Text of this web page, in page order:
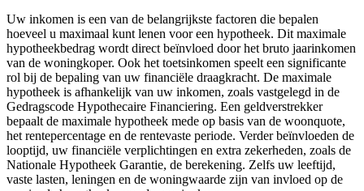
Uw inkomen is een van de belangrijkste factoren die bepalen
hoeveel u maximaal kunt lenen voor een hypotheek. Dit maximale
hypotheekbedrag wordt direct beïnvloed door het bruto jaarinkomen
van de woningkoper. Ook het toetsinkomen speelt een significante
rol bij de bepaling van uw financiële draagkracht. De maximale
hypotheek is afhankelijk van uw inkomen, zoals vastgelegd in de
Gedragscode Hypothecaire Financiering. Een geldverstrekker
bepaalt de maximale hypotheek mede op basis van de woonquote,
het rentepercentage en de rentevaste periode. Verder beïnvloeden de
looptijd, uw financiële verplichtingen en extra zekerheden, zoals de
Nationale Hypotheek Garantie, de berekening. Zelfs uw leeftijd,
vaste lasten, leningen en de woningwaarde zijn van invloed op de